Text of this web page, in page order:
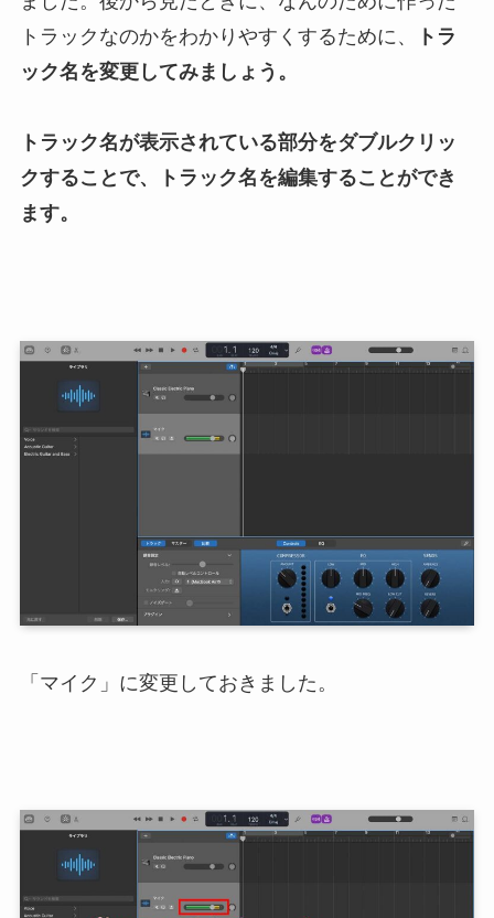
トラックなのかをわかりやすくするために、
トラ
ック名を変更してみましょう。
トラック名が表示されている部分をダブルクリッ
クすることで、トラック名を編集することができ
ます。
「マイク」に変更しておきました。